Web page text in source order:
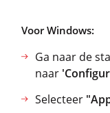
Voor Windows:
Ga naar de
naar
Selecteer